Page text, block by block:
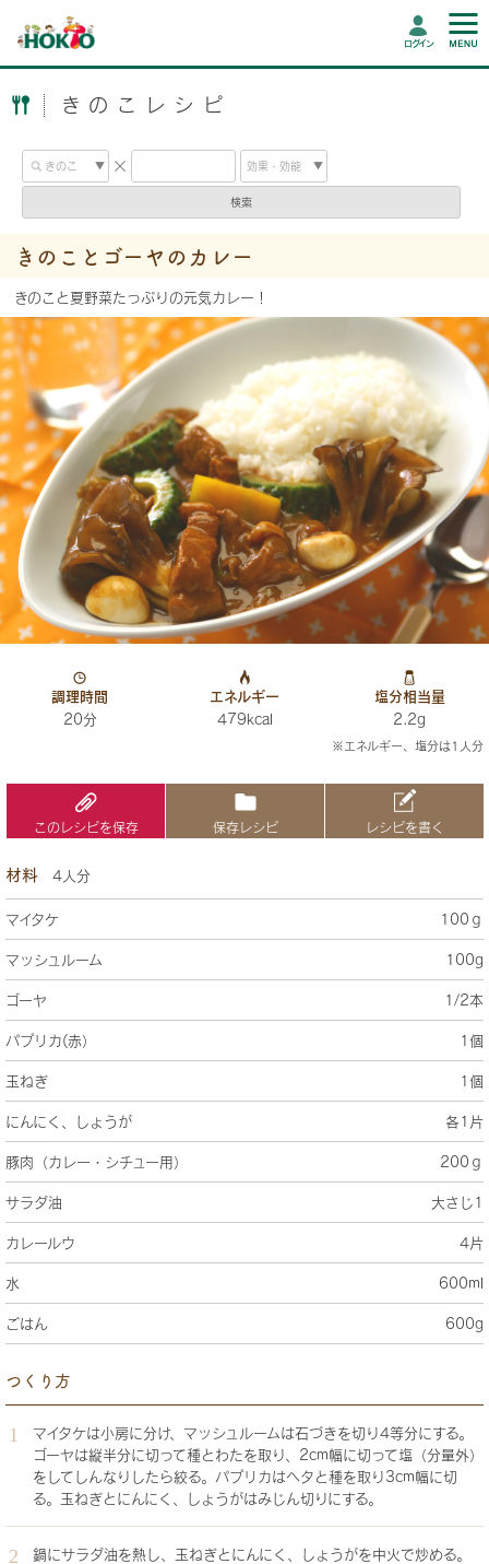
ログイン
きのこレシピ
検索
きのことゴーヤのカレー
きのこと夏野菜たっぷりの元気カレー！
調理時間
20分
エネルギー
479kcal
塩分相当量
2.2g
※エネルギー、塩分は1人分
このレシピを保存 保存レシピ レシピを書く
材料 4人分
マイタケ 100ｇ
マッシュルーム 100g
ゴーヤ 1/2本
パプリカ(赤） 1個
玉ねぎ 1個
にんにく、しょうが 各1片
豚肉（カレー・シチュー用） 200ｇ
サラダ油 大さじ1
カレールウ 4片
水 600ml
ごはん 600g
つくり方
マイタケは小房に分け、マッシュルームは石づきを切り4等分にする。
ゴーヤは縦半分に切って種とわたを取り、2cm幅に切って塩（分量外）
をしてしんなりしたら絞る。パプリカはヘタと種を取り3cm幅に切
る。玉ねぎとにんにく、しょうがはみじん切りにする。
鍋にサラダ油を熱し、玉ねぎとにんにく、しょうがを中火で炒める。